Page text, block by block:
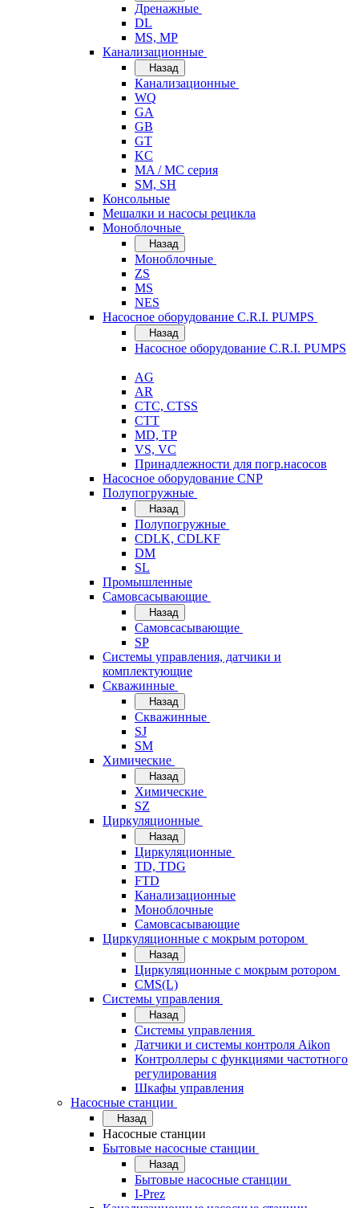
Дренажные
DL
MS, MP
Канализационные
Назад
Канализационные
WQ
GA
GB
GT
KC
MA / MC серия
SM, SH
Консольные
Мешалки и насосы рецикла
Моноблочные
Назад
Моноблочные
ZS
MS
NES
Насосное оборудование C.R.I. PUMPS
Назад
Насосное оборудование C.R.I. PUMPS
AG
AR
CTC, CTSS
CTT
MD, TP
VS, VC
Принадлежности для погр.насосов
Насосное оборудование CNP
Полупогружные
Назад
Полупогружные
CDLK, CDLKF
DM
SL
Промышленные
Самовсасывающие
Назад
Самовсасывающие
SP
Системы управления, датчики и
комплектующие
Скважинные
Назад
Скважинные
SJ
SM
Химические
Назад
Химические
SZ
Циркуляционные
Назад
Циркуляционные
TD, TDG
FTD
Канализационные
Моноблочные
Самовсасывающие
Циркуляционные с мокрым ротором
Назад
Циркуляционные с мокрым ротором
CMS(L)
Системы управления
Назад
Системы управления
Датчики и системы контроля Aikon
Контроллеры с функциями частотного
регулирования
Шкафы управления
Насосные станции
Назад
Насосные станции
Бытовые насосные станции
Назад
Бытовые насосные станции
I-Prez